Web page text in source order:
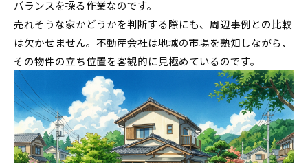
バランスを探る作業なのです。
売れそうな家かどうかを判断する際にも、周辺事例との比較
は欠かせません。不動産会社は地域の市場を熟知しながら、
その物件の立ち位置を客観的に見極めているのです。